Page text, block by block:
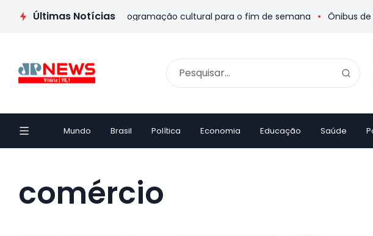
Últimas Notícias
ES: veja passeios e programação cultural para o fim de semana Ônibus de
Mundo Brasil Política Economia Educação Saúde
comércio